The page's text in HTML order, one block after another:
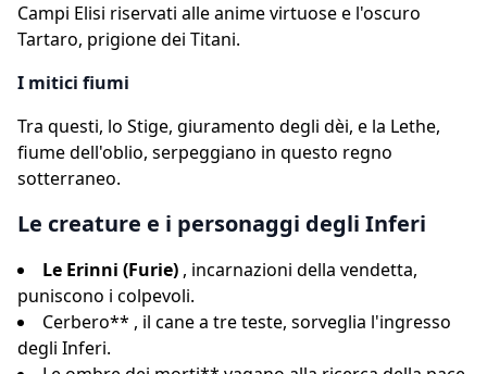
Campi Elisi riservati alle anime virtuose e l'oscuro
Tartaro, prigione dei Titani.
I mitici fiumi
Tra questi, lo Stige, giuramento degli dèi, e la Lethe,
fiume dell'oblio, serpeggiano in questo regno
sotterraneo.
Le creature e i personaggi degli Inferi
Le Erinni (Furie) , incarnazioni della vendetta,
puniscono i colpevoli.
Cerbero** , il cane a tre teste, sorveglia l'ingresso
degli Inferi.